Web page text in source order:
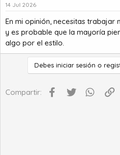
14 Jul 2026
En mi opinión, necesitas trabajar
y es probable que la mayoría
algo por el estilo.
Debes iniciar sesión o
Compartir: Facebook
Twitter